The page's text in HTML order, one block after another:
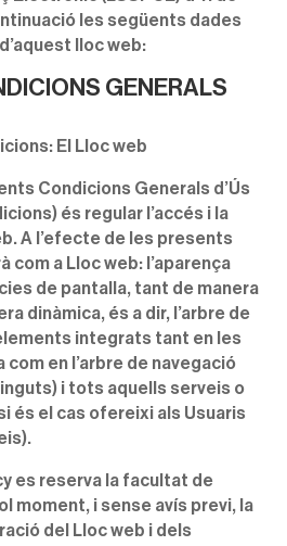
les següents dades
lloc web:
GENERALS
El Lloc web
Condicions Generals d’Ús
és regular l’accés i la
A l’efecte de les presents
com a Lloc web: l’aparença
de pantalla, tant de manera
dinàmica, és a dir, l’arbre de
integrats tant en les
en l’arbre de navegació
i tots aquells serveis o
és el cas ofereixi als Usuaris
es reserva la facultat de
moment, i sense avís previ, la
del Lloc web i dels